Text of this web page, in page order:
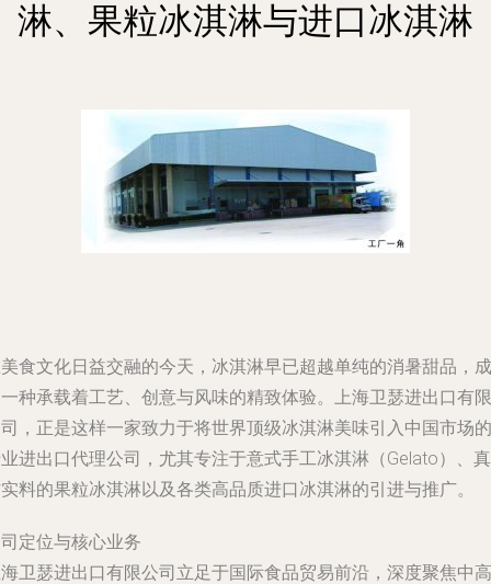
淋、果粒冰淇淋与进口冰淇淋
食文化日益交融的今天，冰淇淋早已超越单纯的消暑甜品，成
种承载着工艺、创意与风味的精致体验。上海卫瑟进出口有限
，正是这样一家致力于将世界顶级冰淇淋美味引入中国市场的
进出口代理公司，尤其专注于意式手工冰淇淋（Gelato）、真
料的果粒冰淇淋以及各类高品质进口冰淇淋的引进与推广。
定位与核心业务
卫瑟进出口有限公司立足于国际食品贸易前沿，深度聚焦中高